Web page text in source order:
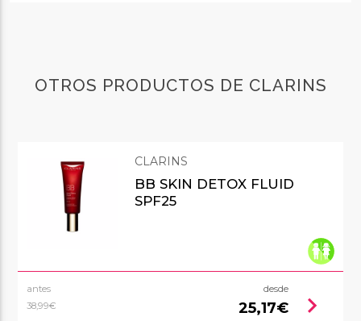
OTROS PRODUCTOS DE CLARINS
CLARINS
BB SKIN DETOX FLUID
SPF25
antes
38,99€
desde
25,17€ chevron_right